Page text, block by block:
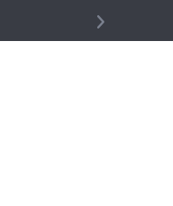
维茨基为新总理